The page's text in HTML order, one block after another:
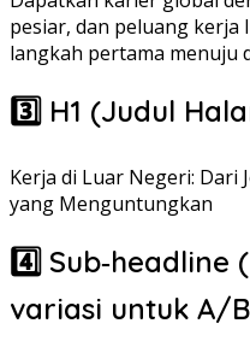
pesiar, dan peluang
langkah pertama menuju
3️⃣ H1 (Judul
Kerja di Luar Negeri: Dari
yang Menguntungkan
4️⃣ Sub‑headline
variasi untuk A/